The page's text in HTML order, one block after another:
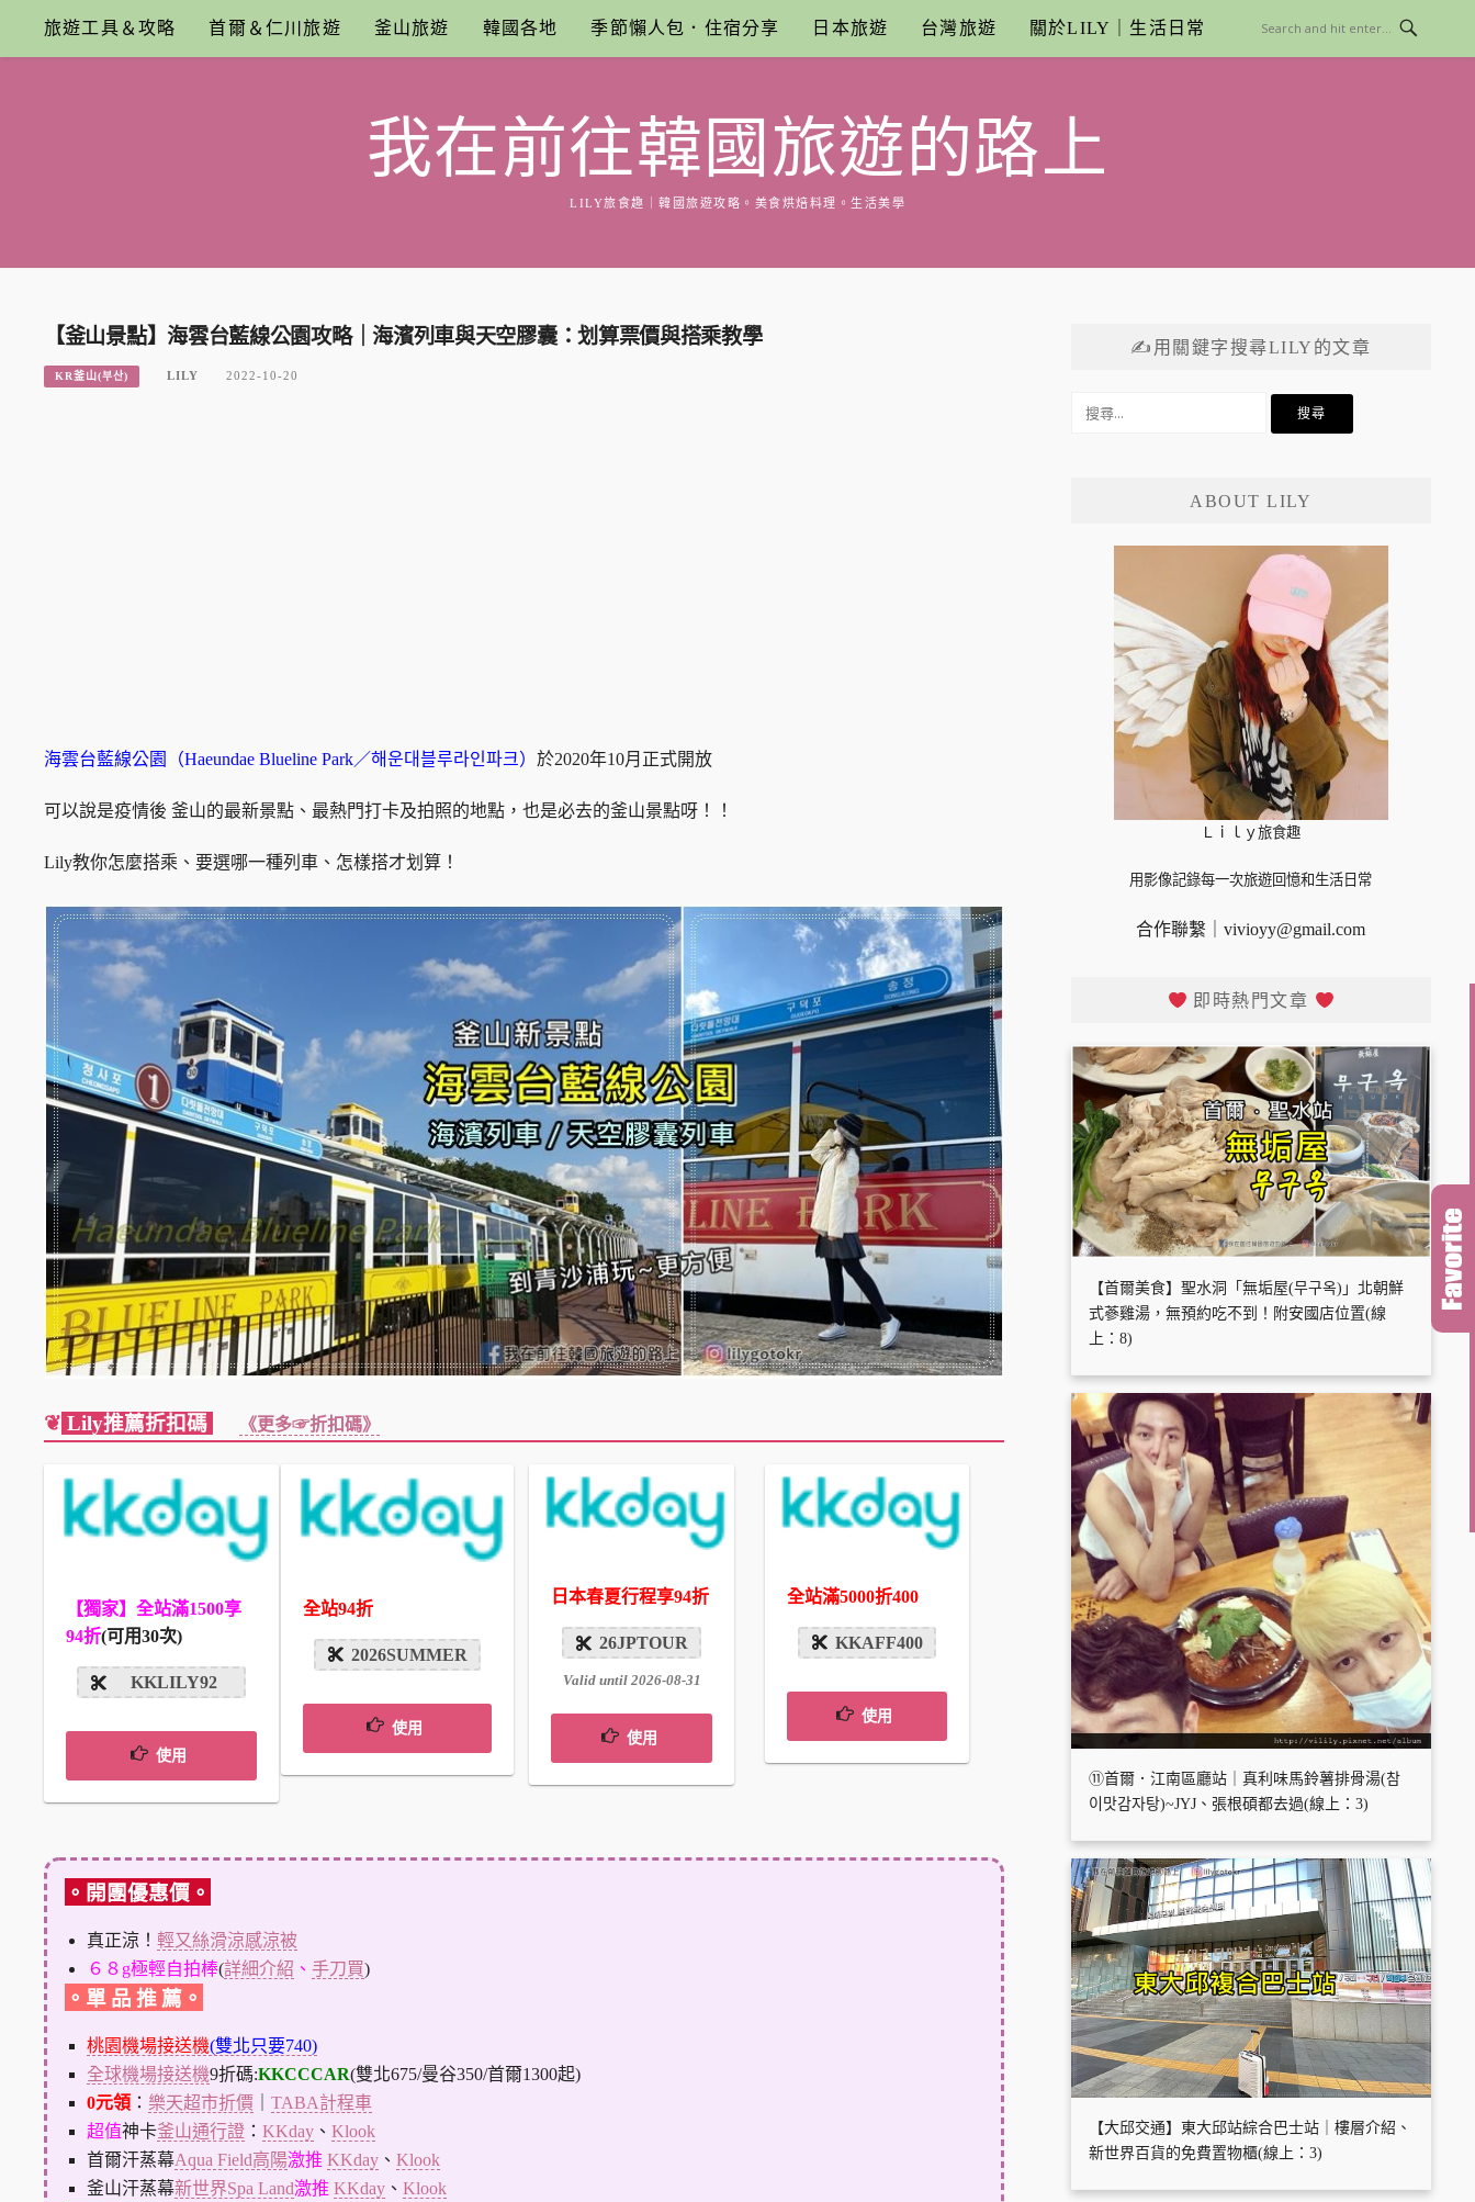
content
旅遊工具＆攻略 首爾＆仁川旅遊 釜山旅遊 韓國各地 季節懶人包．住宿分享 日本旅遊 台灣旅遊 關於LILY｜生活日常
我在前往韓國旅遊的路上
LILY旅食趣｜韓國旅遊攻略。美食烘焙料理。生活美學
【釜山景點】海雲台藍線公園攻略｜海濱列車與天空膠囊：划算票價與搭乘教學
KR釜山(부산) LILY 2022-10-20
海雲台藍線公園（Haeundae Blueline Park／해운대블루라인파크） 於2020年10月正式開放
可以說是疫情後 釜山的最新景點、最熱門打卡及拍照的地點，也是必去的釜山景點呀！！
Lily教你怎麼搭乘、要選哪一種列車、怎樣搭才划算！
❦ Lily推薦折扣碼 《更多☞折扣碼》
【獨家】全站滿1500享
94折(可用30次)
KKLILY92
使用
全站94折
2026SUMMER
使用
日本春夏行程享94折
26JPTOUR
Valid until 2026-08-31
使用
全站滿5000折400
KKAFF400
使用
。開團優惠價。
真正涼！ 輕又絲滑涼感涼被
６８g極輕自拍棒(詳細介紹 、 手刀買)
。單 品 推 薦。
桃園機場接送機(雙北只要740)
全球機場接送機9折碼:KKCCCAR(雙北675/曼谷350/首爾1300起)
0元領： 樂天超市折價
TABA計程車
超值神卡釜山通行證： KKday、 Klook
首爾汗蒸幕Aqua Field高陽激推 KKday、 Klook
釜山汗蒸幕新世界Spa Land激推 KKday、 Klook
✍用關鍵字搜尋LILY的文章
ABOUT LILY
Ｌｉｌｙ旅食趣
用影像記錄每一次旅遊回憶和生活日常
合作聯繫｜vivioyy@gmail.com
即時熱門文章
【首爾美食】聖水洞「無垢屋(무구옥)」北朝鮮
式蔘雞湯，無預約吃不到！附安國店位置(線
上：8)
⑪首爾．江南區廳站｜真利味馬鈴薯排骨湯(참
이맛감자탕)~JYJ、張根碩都去過(線上：3)
【大邱交通】東大邱站綜合巴士站｜樓層介紹、
新世界百貨的免費置物櫃(線上：3)